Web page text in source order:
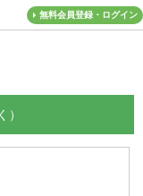
無料会員登録・ログイン